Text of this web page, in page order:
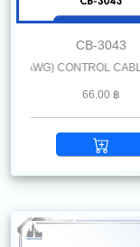
CB-3043
CONTROL CABLE 500
66.00 ฿
LiYCY 4 x